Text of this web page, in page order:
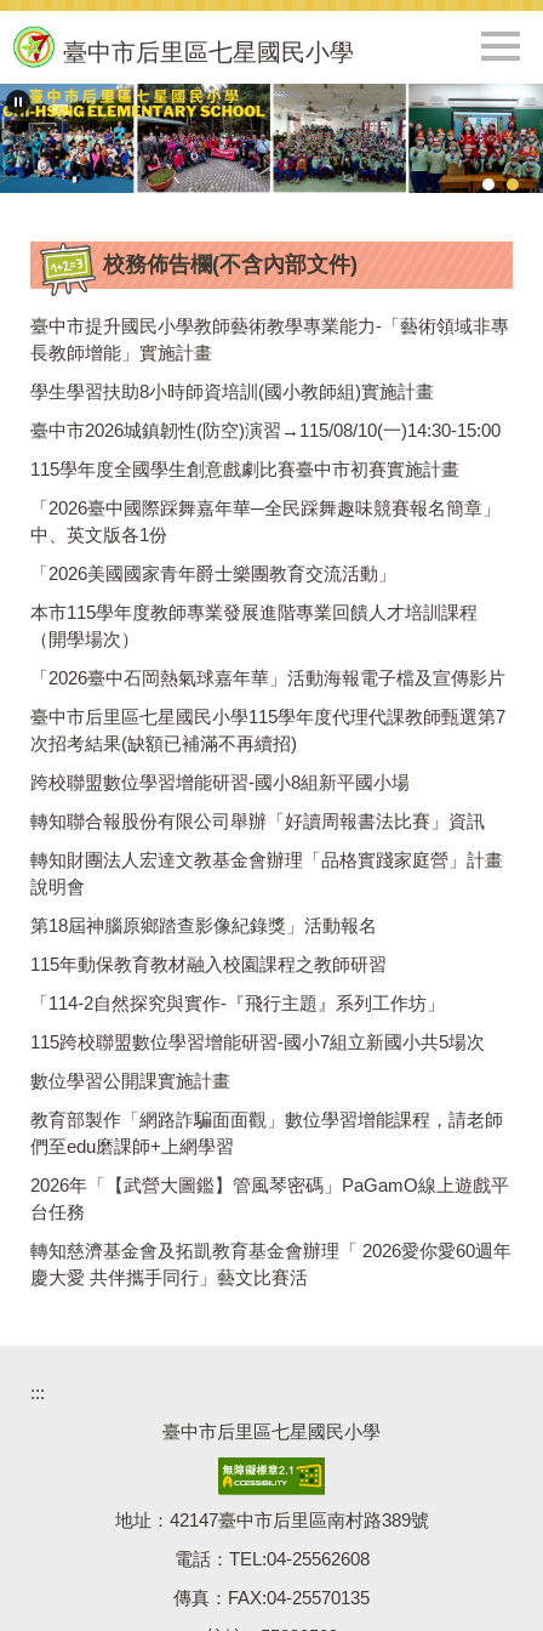
跳
到
主
要
內
容
區
臺中市后里區七星國民小學
校務佈告欄(不含內部文件)
臺中市提升國民小學教師藝術教學專業能力-「藝術領域非專
長教師增能」實施計畫
學生學習扶助8小時師資培訓(國小教師組)實施計畫
臺中市2026城鎮韌性(防空)演習→115/08/10(一)14:30-15:00
115學年度全國學生創意戲劇比賽臺中市初賽實施計畫
「2026臺中國際踩舞嘉年華─全民踩舞趣味競賽報名簡章」
中、英文版各1份
「2026美國國家青年爵士樂團教育交流活動」
本市115學年度教師專業發展進階專業回饋人才培訓課程
（開學場次）
「2026臺中石岡熱氣球嘉年華」活動海報電子檔及宣傳影片
臺中市后里區七星國民小學115學年度代理代課教師甄選第7
次招考結果(缺額已補滿不再續招)
跨校聯盟數位學習增能研習-國小8組新平國小場
轉知聯合報股份有限公司舉辦「好讀周報書法比賽」資訊
轉知財團法人宏達文教基金會辦理「品格實踐家庭營」計畫
說明會
第18屆神腦原鄉踏查影像紀錄獎」活動報名
115年動保教育教材融入校園課程之教師研習
「114-2自然探究與實作-『飛行主題』系列工作坊」
115跨校聯盟數位學習增能研習-國小7組立新國小共5場次
數位學習公開課實施計畫
教育部製作「網路詐騙面面觀」數位學習增能課程，請老師
們至edu磨課師+上網學習
2026年「【武營大圖鑑】管風琴密碼」PaGamO線上遊戲平
台任務
轉知慈濟基⾦會及拓凱教育基⾦會辦理「 2026愛你愛60週年
慶大愛 共伴攜手同行」藝⽂⽐賽活
:::
臺中市后里區七星國民小學
地址：42147臺中市后里區南村路389號
電話：TEL:04-25562608
傳真：FAX:04-25570135